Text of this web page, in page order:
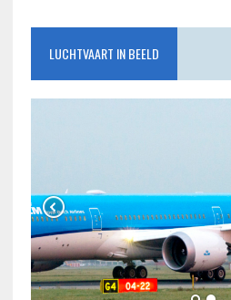
LUCHTVAART IN BEELD